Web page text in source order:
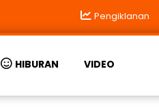
Pengiklanan
HIBURAN VIDEO